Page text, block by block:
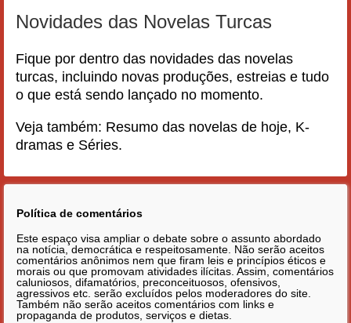
Novidades das Novelas Turcas
Fique por dentro das novidades das novelas
turcas, incluindo novas produções, estreias e tudo
o que está sendo lançado no momento.
Veja também: Resumo das novelas de hoje, K-
dramas e Séries.
Política de comentários
Este espaço visa ampliar o debate sobre o assunto abordado
na notícia, democrática e respeitosamente. Não serão aceitos
comentários anônimos nem que firam leis e princípios éticos e
morais ou que promovam atividades ilícitas. Assim, comentários
caluniosos, difamatórios, preconceituosos, ofensivos,
agressivos etc. serão excluídos pelos moderadores do site.
Também não serão aceitos comentários com links e
propaganda de produtos, serviços e dietas.